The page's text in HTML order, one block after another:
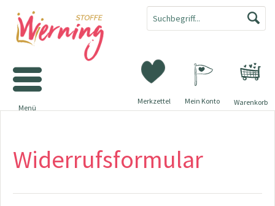
Warenkorb
Merkzettel Mein Konto
Menü
Widerrufsformular